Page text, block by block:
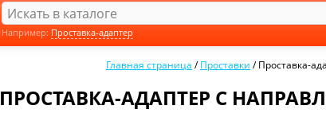
Главная страница /Проставки /Проставка-
ПРОСТАВКА-АДАПТЕР С
Например: Проставка-адаптер